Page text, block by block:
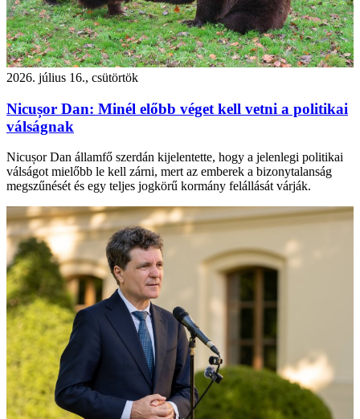
2026. július 16., csütörtök
Nicușor Dan: Minél előbb véget kell vetni a politikai
válságnak
Nicușor Dan államfő szerdán kijelentette, hogy a jelenlegi politikai
válságot mielőbb le kell zárni, mert az emberek a bizonytalanság
megszűnését és egy teljes jogkörű kormány felállását várják.